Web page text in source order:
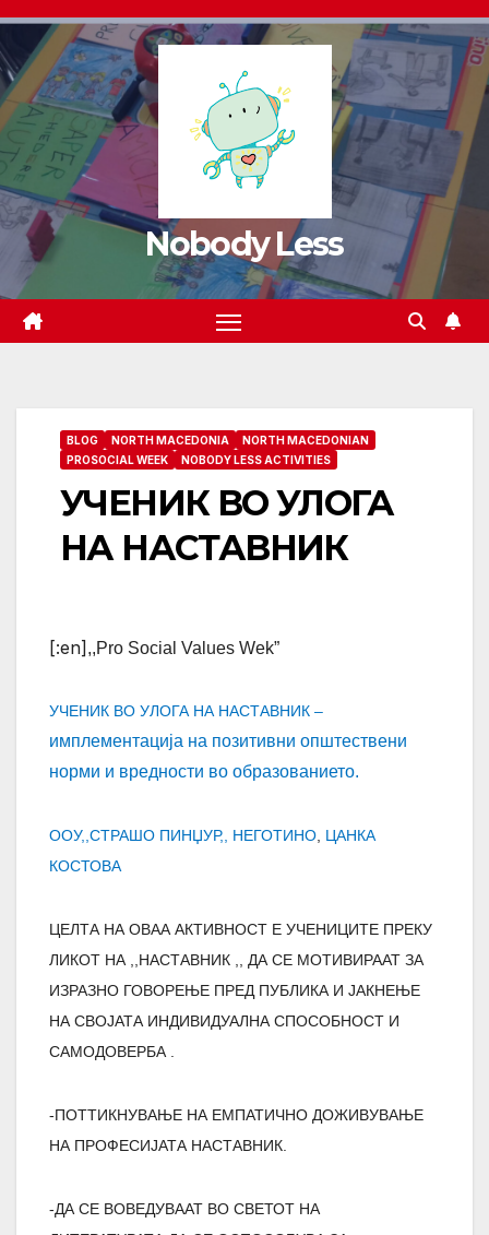
Nobody Less
BLOG NORTH MACEDONIA
NORTH MACEDONIAN
PROSOCIAL WEEK
NOBODY LESS ACTIVITIES
УЧЕНИК ВО УЛОГА
НА НАСТАВНИК
[:en] ,,Pro Social Values Wek”
УЧЕНИК ВО УЛОГА НА НАСТАВНИК –
имплементација на позитивни општествени
норми и вредности во образованието.
ООУ,,СТРАШО ПИНЏУР,, НЕГОТИНО, ЦАНКА
КОСТОВА
ЦЕЛТА НА ОВАА АКТИВНОСТ Е УЧЕНИЦИТЕ ПРЕКУ
ЛИКОТ НА ,,НАСТАВНИК ,, ДА СЕ МОТИВИРААТ ЗА
ИЗРАЗНО ГОВОРЕЊЕ ПРЕД ПУБЛИКА И ЈАКНЕЊЕ
НА СВОЈАТА ИНДИВИДУАЛНА СПОСОБНОСТ И
САМОДОВЕРБА .
-ПОТТИКНУВАЊЕ НА ЕМПАТИЧНО ДОЖИВУВАЊЕ
НА ПРОФЕСИЈАТА НАСТАВНИК.
-ДА СЕ ВОВЕДУВААТ ВО СВЕТОТ НА